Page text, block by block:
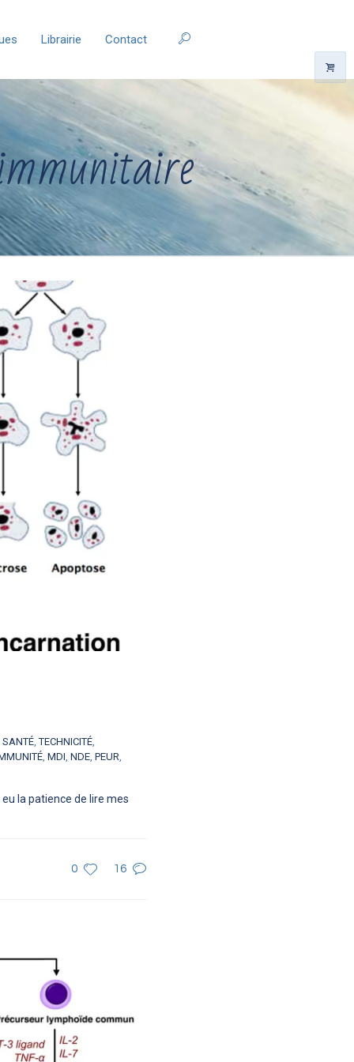
Librairie Contact
SANTÉ,TECHNICITÉ,
, MDI, NDE, PEUR,
la patience de lire mes
0 16